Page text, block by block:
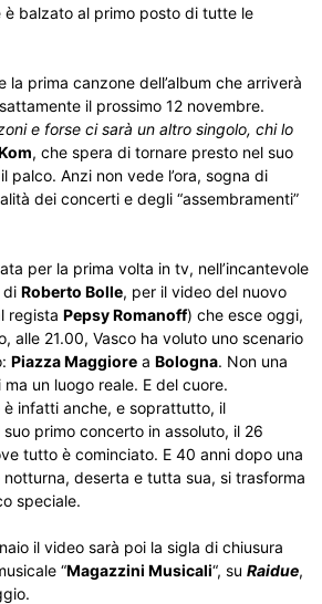
è balzato al primo posto di tutte le
la prima canzone dell’album che arriverà
il prossimo 12 novembre.
e forse ci sarà un altro singolo, chi lo
, che spera di tornare presto nel suo
palco. Anzi non vede l’ora, sogna di
dei concerti e degli “assembramenti”
per la prima volta in tv, nell’incantevole
di Roberto Bolle, per il video del nuovo
regista Pepsy Romanoff) che esce oggi,
alle 21.00, Vasco ha voluto uno scenario
Piazza Maggiore a Bologna. Non una
un luogo reale. E del cuore.
è infatti anche, e soprattutto, il
primo concerto in assoluto, il 26
tutto è cominciato. E 40 anni dopo una
deserta e tutta sua, si trasforma
speciale.
il video sarà poi la sigla di chiusura
“Magazzini Musicali“, su Raidue,